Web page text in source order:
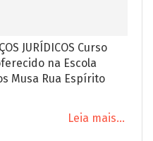
JURÍDICOS Curso
na Escola
Musa Rua Espírito
Leia mais...